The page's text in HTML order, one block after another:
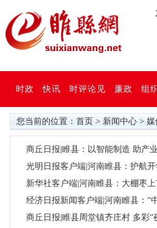
时政 快讯 时评论见 廉政 组
您当前的位置： 首页 > 新闻中心 > 媒
商丘日报|睢县：以智能制造 助产
光明日报客户端|河南睢县：护航
新华社客户端|河南睢县：大棚枣
经济日报新闻客户端|河南睢县：“
商丘日报|睢县周堂镇齐庄村 多彩“